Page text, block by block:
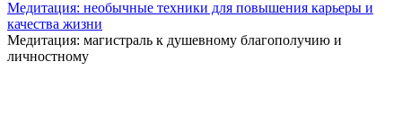
Медитация: необычные техники для повышения карьеры и
качества жизни
Медитация: магистраль к душевному благополучию и
личностному